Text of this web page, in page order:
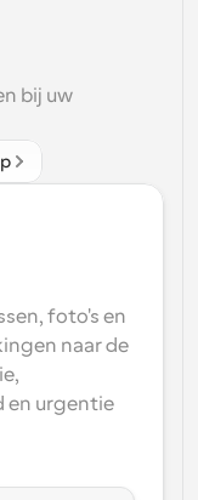
gestuurde
en updates
mensen
iets gebeurt
bij uw
foto's en
naar de
en urgentie